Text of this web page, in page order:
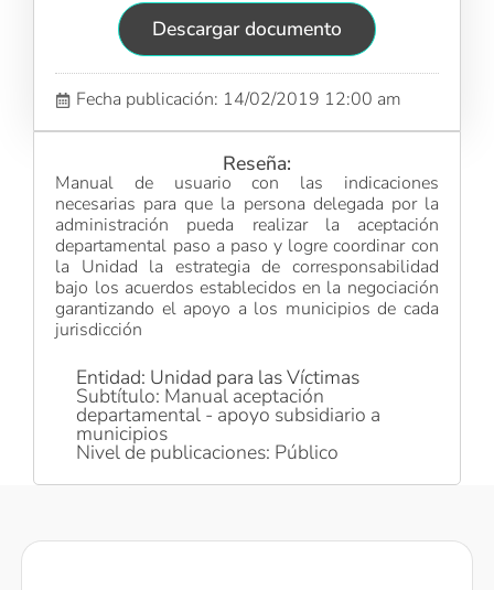
Descargar documento
Fecha publicación: 14/02/2019 12:00 am
Reseña:
Manual de usuario con las indicaciones
necesarias para que la persona delegada por la
administración pueda realizar la aceptación
departamental paso a paso y logre coordinar con
la Unidad la estrategia de corresponsabilidad
bajo los acuerdos establecidos en la negociación
garantizando el apoyo a los municipios de cada
jurisdicción
Entidad: Unidad para las Víctimas
Subtítulo: Manual aceptación
departamental - apoyo subsidiario a
municipios
Nivel de publicaciones: Público